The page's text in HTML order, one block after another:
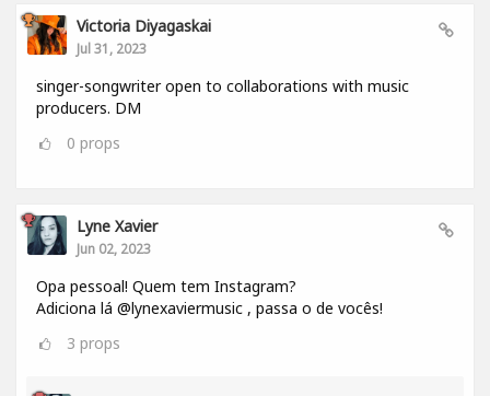
Victoria Diyagaskai
Jul 31, 2023
singer-songwriter open to collaborations with music
producers. DM
0 props
Lyne Xavier
Jun 02, 2023
Opa pessoal! Quem tem Instagram?
Adiciona lá @lynexaviermusic , passa o de vocês!
3 props